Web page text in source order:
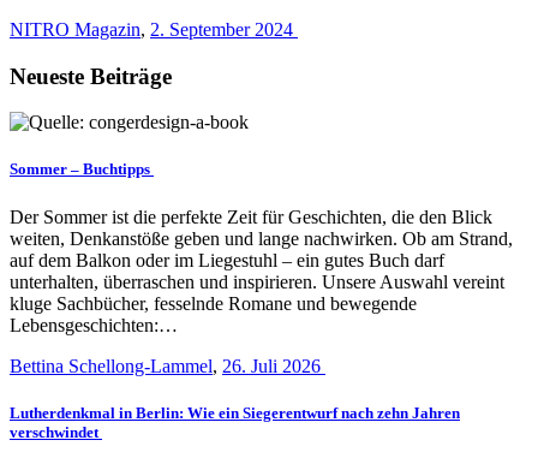
NITRO Magazin, 2. September 2024
Neueste Beiträge
Sommer – Buchtipps
Der Sommer ist die perfekte Zeit für Geschichten, die den Blick
weiten, Denkanstöße geben und lange nachwirken. Ob am Strand,
auf dem Balkon oder im Liegestuhl – ein gutes Buch darf
unterhalten, überraschen und inspirieren. Unsere Auswahl vereint
kluge Sachbücher, fesselnde Romane und bewegende
Lebensgeschichten:…
Bettina Schellong-Lammel, 26. Juli 2026
Lutherdenkmal in Berlin: Wie ein Siegerentwurf nach zehn Jahren
verschwindet